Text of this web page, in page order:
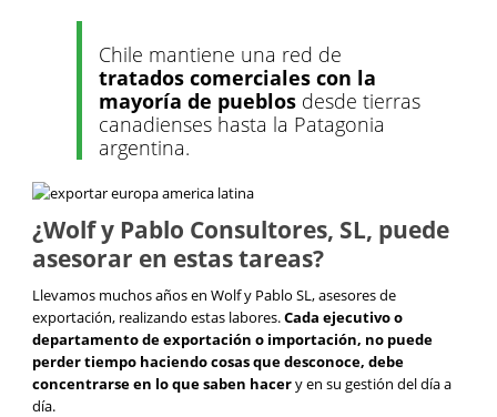
Chile mantiene una red de
tratados comerciales con la
mayoría de pueblos desde tierras
canadienses hasta la Patagonia
argentina.
¿Wolf y Pablo Consultores, SL, puede
asesorar en estas tareas?
Llevamos muchos años en Wolf y Pablo SL, asesores de
exportación, realizando estas labores.Cada ejecutivo o
departamento de exportación o importación, no puede
perder tiempo haciendo cosas que desconoce, debe
concentrarse en lo que saben hacery en su gestión del día a
día.